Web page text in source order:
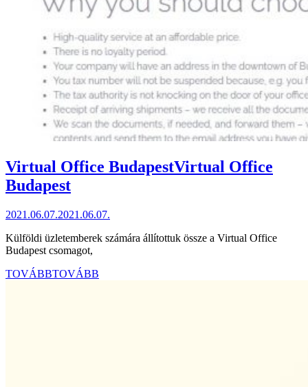
Virtual Office BudapestVirtual Office
Budapest
2021.06.07.2021.06.07.
Külföldi üzletemberek számára állítottuk össze a Virtual Office
Budapest csomagot,
TOVÁBBTOVÁBB